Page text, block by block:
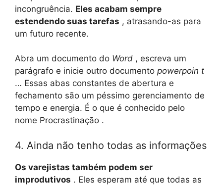
incongruência. Eles acabam sempre
estendendo suas tarefas , atrasando-as para
um futuro recente.
Abra um documento do Word , escreva um
parágrafo e inicie outro documento powerpoin t
… Essas abas constantes de abertura e
fechamento são um péssimo gerenciamento de
tempo e energia. É o que é conhecido pelo
nome Procrastinação .
4. Ainda não tenho todas as informações
Os varejistas também podem ser
improdutivos . Eles esperam até que todas as